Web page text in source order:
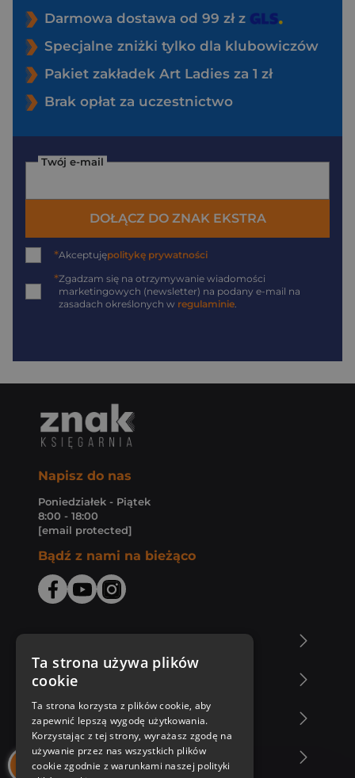
Darmowa dostawa od 99 zł z
Specjalne zniżki tylko dla klubowiczów
Pakiet zakładek Art Ladies za 1 zł
Brak opłat za uczestnictwo
Twój e-mail
DOŁĄCZ DO ZNAK EKSTRA
*Akceptujępolitykę prywatności
*Zgadzam się na otrzymywanie wiadomości
marketingowych (newsletter) na podany e-mail na
zasadach określonych w regulaminie
Napisz do nas
Poniedziałek - Piątek
8:00 - 18:00
[email protected]
Bądź z nami na bieżąco
Zakupy u nas
Nasza oferta
Nasi autorzy
Ta strona używa plików
cookie
Ta strona korzysta z plików cookie, aby
zapewnić lepszą wygodę użytkowania.
Korzystając z tej strony, wyrażasz zgodę na
używanie przez nas wszystkich plików
cookie zgodnie z warunkami naszej polityki